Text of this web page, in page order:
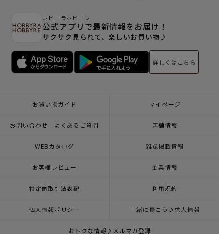
ホビーラホビーレ
公式アプリで最新情報をお届け！
サクサク見られて、楽しいお買い物♪
詳しくはこちら
お買い物ガイド マイページ
お問い合わせ - よくあるご質問 店舗情報
WEBカタログ 雑誌掲載情報
お客様レビュー 企業情報
特定商取引法表記 利用規約
個人情報ポリシー 一緒に働こう♪求人情報
おトクな情報♪メルマガ登録